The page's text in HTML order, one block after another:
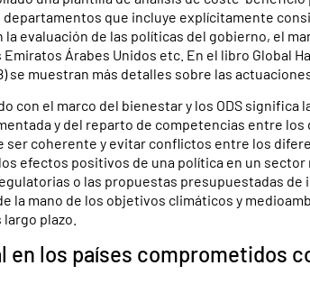
que incluye explícitamente
evaluación de las políticas del gobierno, el
Árabes Unidos etc. En el libro Global
se muestran más detalles sobre las
con el marco del bienestar y los ODS
y del reparto de competencias entre
ser coherente y evitar conflictos entre los
efectos positivos de una política en un
o las propuestas presupuestadas
la mano de los objetivos climáticos y
plazo.
en los países comprometidos